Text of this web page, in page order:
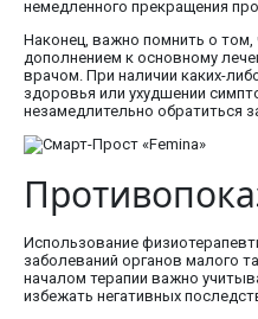
немедленного прекращения
Наконец, важно помнить о том,
дополнением к основному
врачом. При наличии каких-
здоровья или ухудшении
незамедлительно обратиться
Использование
заболеваний органов малого
началом терапии важно
избежать негативных